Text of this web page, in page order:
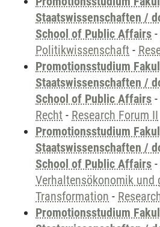
Staatswissenschaften /
School of Public Affairs -
Politikwissenschaft -
Promotionsstudium
Staatswissenschaften /
School of Public Affairs -
Recht - Research Forum II
Promotionsstudium
Staatswissenschaften /
School of Public Affairs -
Verhaltensökonomik
Transformation -
Promotionsstudium